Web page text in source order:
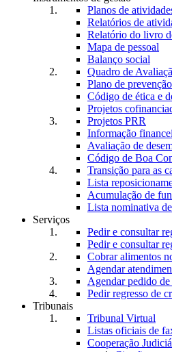
Planos de
Relatórios de
Relatório do livro
Mapa de pessoal
Balanço social
Quadro de
Plano de
Código de ética e
Projetos
Projetos PRR
Informação
Avaliação de
Código de Boa
Transição para as
Lista
Acumulação de
Lista nominativa
Serviços
Pedir e consultar
Pedir e consultar
Cobrar alimentos
Agendar
Agendar pedido
Pedir regresso de
Tribunais
Tribunal Virtual
Listas oficiais de
Cooperação